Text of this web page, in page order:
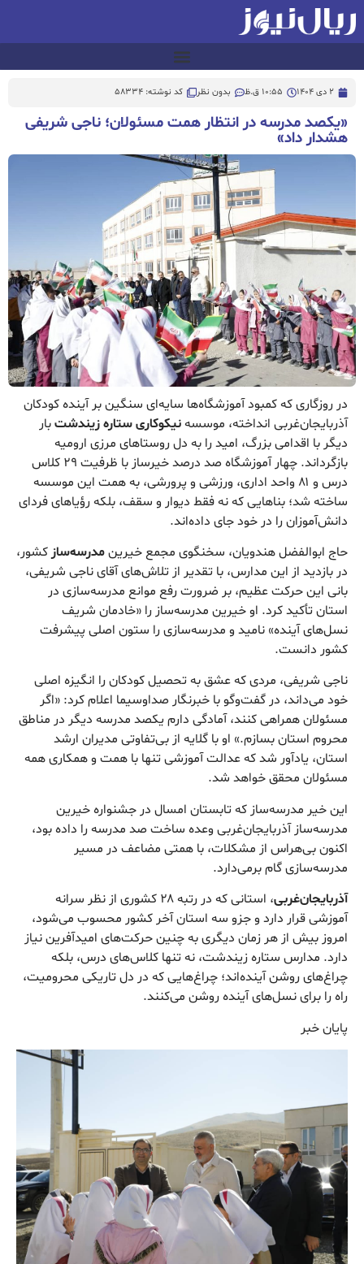
2 دی 1404 10:55 ق.ظ بدون نظر کد نوشته: 58334
«یکصد مدرسه در انتظار همت مسئولان؛ ناجی شریفی
هشدار داد»
در روزگاری که کمبود آموزشگاه‌ها سایه‌ای سنگین بر آینده کودکان
آذربایجان‌غربی انداخته، موسسهنیکوکاری ستاره زیندشتبار
دیگر با اقدامی بزرگ، امید را به دل روستاهای مرزی ارومیه
بازگرداند. چهار آموزشگاه صد درصد خیرساز با ظرفیت ۲۹ کلاس
درس و ۸۱ واحد اداری، ورزشی و پرورشی، به همت این موسسه
ساخته شد؛ بناهایی که نه فقط دیوار و سقف، بلکه رؤیاهای فردای
دانش‌آموزان را در خود جای داده‌اند.
حاج ابوالفضل هندویان، سخنگوی مجمع خیرینمدرسه‌ساز کشور،
در بازدید از این مدارس، با تقدیر از تلاش‌های آقای ناجی شریفی،
بانی این حرکت عظیم، بر ضرورت رفع موانع مدرسه‌سازی در
استان تأکید کرد. او خیرین مدرسه‌ساز را «خادمان شریف
نسل‌های آینده» نامید و مدرسه‌سازی را ستون اصلی پیشرفت
کشور دانست.
ناجی شریفی، مردی که عشق به تحصیل کودکان را انگیزه اصلی
خود می‌داند، در گفت‌وگو با خبرنگار صداوسیما اعلام کرد: «اگر
مسئولان همراهی کنند، آمادگی دارم یکصد مدرسه دیگر در مناطق
محروم استان بسازم.» او با گلایه از بی‌تفاوتی مدیران ارشد
استان، یادآور شد که عدالت آموزشی تنها با همت و همکاری همه
مسئولان محقق خواهد شد.
این خیر مدرسه‌ساز که تابستان امسال در جشنواره خیرین
مدرسه‌ساز آذربایجان‌غربی وعده ساخت صد مدرسه را داده بود،
اکنون بی‌هراس از مشکلات، با همتی مضاعف در مسیر
مدرسه‌سازی گام برمی‌دارد.
آذربایجان‌غربی
، استانی که در رتبه ۲۸ کشوری از نظر سرانه
آموزشی قرار دارد و جزو سه استان آخر کشور محسوب می‌شود،
امروز بیش از هر زمان دیگری به چنین حرکت‌های امیدآفرین نیاز
دارد. مدارس ستاره زیندشت، نه تنها کلاس‌های درس، بلکه
چراغ‌های روشن آینده‌اند؛ چراغ‌هایی که در دل تاریکی محرومیت،
راه را برای نسل‌های آینده روشن می‌کنند.
پایان خبر